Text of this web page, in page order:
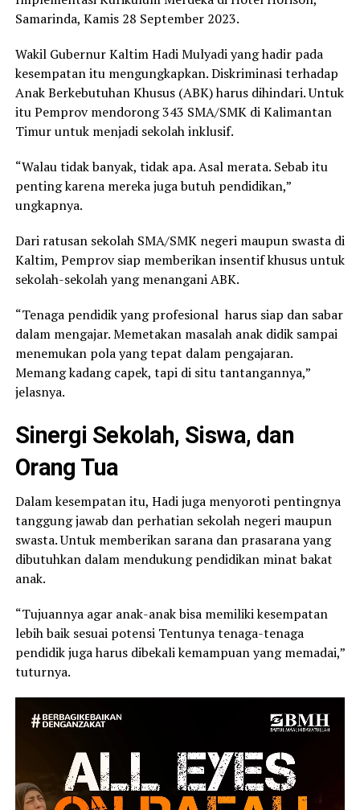
Samarinda, Kamis 28 September 2023.
Wakil Gubernur Kaltim Hadi Mulyadi yang hadir pada
kesempatan itu mengungkapkan. Diskriminasi terhadap
Anak Berkebutuhan Khusus (ABK) harus dihindari. Untuk
itu Pemprov mendorong 343 SMA/SMK di Kalimantan
Timur untuk menjadi sekolah inklusif.
“Walau tidak banyak, tidak apa. Asal merata. Sebab itu
penting karena mereka juga butuh pendidikan,”
ungkapnya.
Dari ratusan sekolah SMA/SMK negeri maupun swasta di
Kaltim, Pemprov siap memberikan insentif khusus untuk
sekolah-sekolah yang menangani ABK.
“Tenaga pendidik yang profesional harus siap dan sabar
dalam mengajar. Memetakan masalah anak didik sampai
menemukan pola yang tepat dalam pengajaran.
Memang kadang capek, tapi di situ tantangannya,”
jelasnya.
Sinergi Sekolah, Siswa, dan
Orang Tua
Dalam kesempatan itu, Hadi juga menyoroti pentingnya
tanggung jawab dan perhatian sekolah negeri maupun
swasta. Untuk memberikan sarana dan prasarana yang
dibutuhkan dalam mendukung pendidikan minat bakat
anak.
“Tujuannya agar anak-anak bisa memiliki kesempatan
lebih baik sesuai potensi Tentunya tenaga-tenaga
pendidik juga harus dibekali kemampuan yang memadai,”
tuturnya.